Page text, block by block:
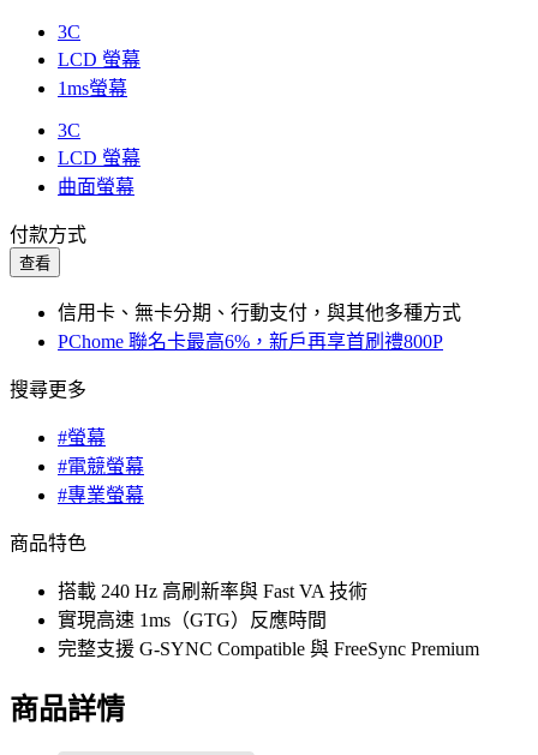
3C
LCD 螢幕
1ms螢幕
3C
LCD 螢幕
曲面螢幕
付款方式
查看
信用卡、無卡分期、行動支付，與其他多種方式
PChome 聯名卡最高6%，新戶再享首刷禮800P
搜尋更多
#螢幕
#電競螢幕
#專業螢幕
商品特色
搭載 240 Hz 高刷新率與 Fast VA 技術
實現高速 1ms（GTG）反應時間
完整支援 G-SYNC Compatible 與 FreeSync Premium
商品詳情